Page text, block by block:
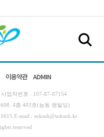
이용약관 ADMIN
업자번호 : 107-87-07154
4층 403호(능동 원빌딩)
E-mail : soksok@soksok.kr
reserved